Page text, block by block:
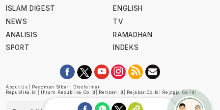
ISLAM DIGEST
NEWS
ANALISIS
SPORT
ENGLISH
TV
RAMADHAN
INDEKS
About Us Pedoman Siber
Disclaimer
Republika.id
Ihram.republika.co.id Retizen.id Rejabar.co.id Rejogja.co.id